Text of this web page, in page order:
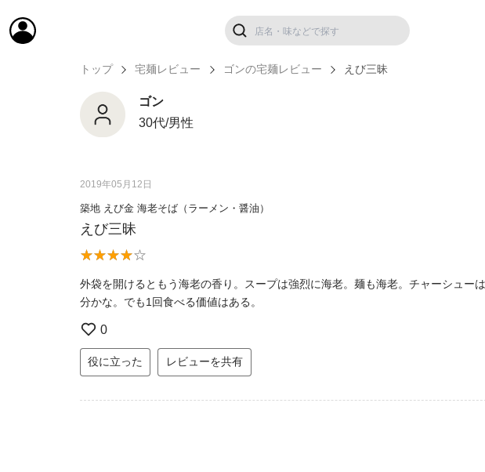
トップ 宅麺レビュー ゴンの宅麺レビュー えび三昧
ゴン
30代/男性
2019年05月12日
築地 えび金 海老そば（ラーメン・醤油）
えび三昧
外袋を開けるともう海老の香り。スープは強烈に海老。麺も海老。チャーシュ
分かな。でも1回食べる価値はある。
0
役に立った レビューを共有